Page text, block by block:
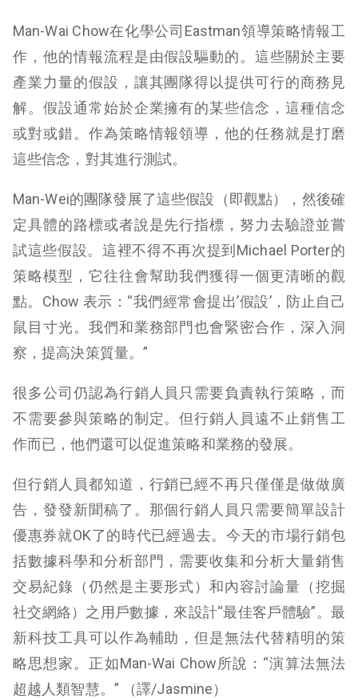
Man-Wai Chow在化學公司Eastman領導策略情報工
作，他的情報流程是由假設驅動的。這些關於主要
產業力量的假設，讓其團隊得以提供可行的商務見
解。假設通常始於企業擁有的某些信念，這種信念
或對或錯。作為策略情報領導，他的任務就是打磨
這些信念，對其進行測試。
Man-Wei的團隊發展了這些假設（即觀點），然後確
定具體的路標或者說是先行指標，努力去驗證並嘗
試這些假設。這裡不得不再次提到Michael Porter的
策略模型，它往往會幫助我們獲得一個更清晰的觀
點。Chow 表示：“我們經常會提出’假設’，防止自己
鼠目寸光。我們和業務部門也會緊密合作，深入洞
察，提高決策質量。”
很多公司仍認為行銷人員只需要負責執行策略，而
不需要參與策略的制定。但行銷人員遠不止銷售工
作而已，他們還可以促進策略和業務的發展。
但行銷人員都知道，行銷已經不再只僅僅是做做廣
告，發發新聞稿了。那個行銷人員只需要簡單設計
優惠券就OK了的時代已經過去。今天的市場行銷包
括數據科學和分析部門，需要收集和分析大量銷售
交易紀錄（仍然是主要形式）和內容討論量（挖掘
社交網絡）之用戶數據，來設計“最佳客戶體驗”。最
新科技工具可以作為輔助，但是無法代替精明的策
略思想家。正如Man-Wai Chow所說：“演算法無法
超越人類智慧。” （譯/Jasmine）